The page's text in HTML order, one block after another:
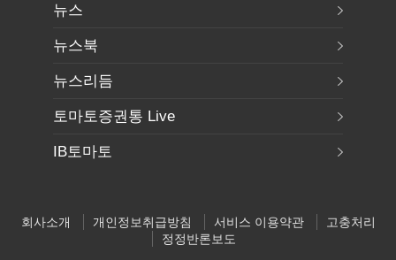
뉴스
뉴스북
뉴스리듬
토마토증권통 Live
IB토마토
회사소개 개인정보취급방침 서비스 이용약관
고충처리
정정반론보도